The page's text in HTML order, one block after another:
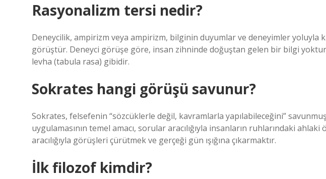
Rasyonalizm tersi nedir?
Deneycilik, ampirizm veya ampirizm, bilginin duyumlar ve deneyimler yoluyla
görüştür. Deneyci görüşe göre, insan zihninde doğuştan gelen bir bilgi
levha (tabula rasa) gibidir.
Sokrates hangi görüşü savunur?
Sokrates, felsefenin “sözcüklerle değil, kavramlarla yapılabileceğini”
uygulamasının temel amacı, sorular aracılığıyla insanların ruhlarındaki
aracılığıyla görüşleri çürütmek ve gerçeği gün ışığına çıkarmaktır.
İlk filozof kimdir?